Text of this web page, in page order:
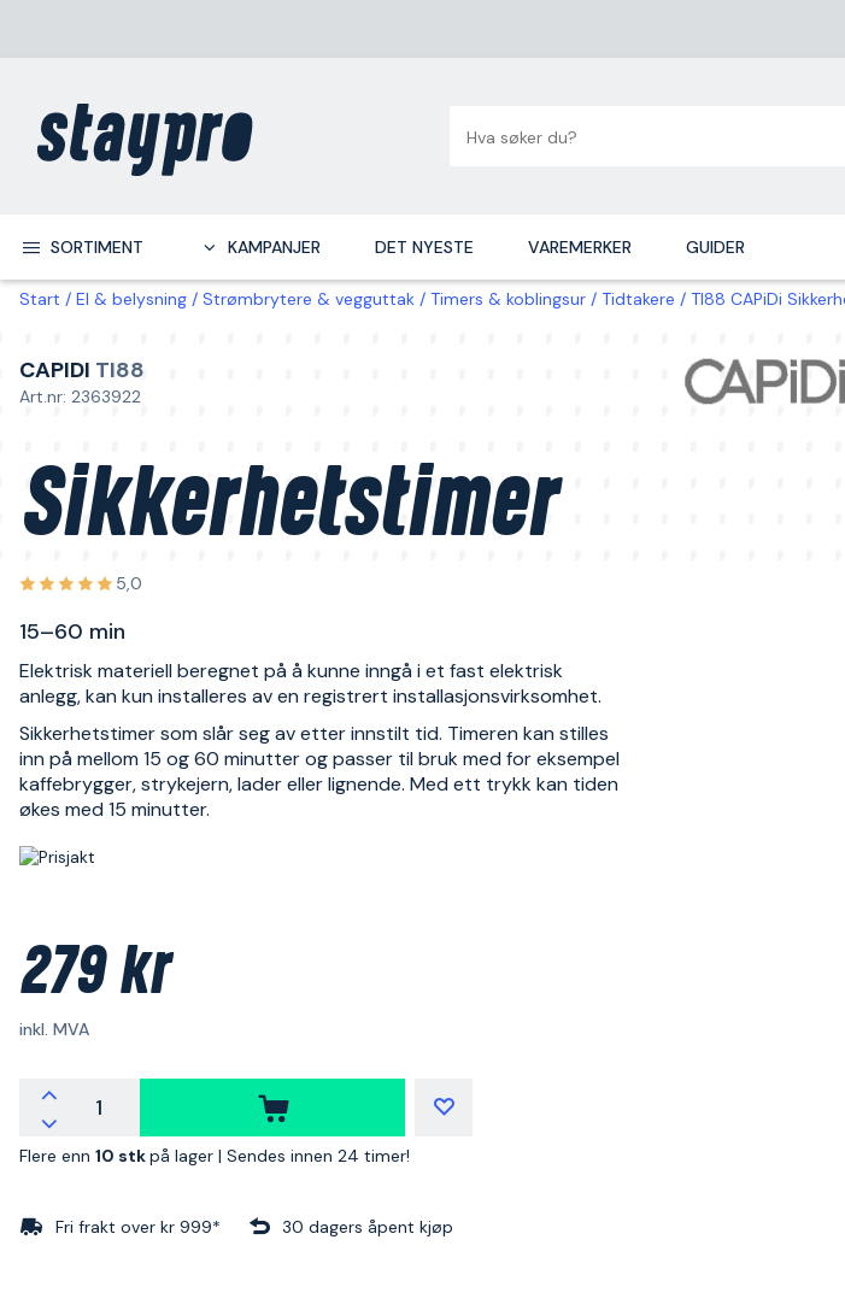
SORTIMENT KAMPANJER DET NYESTE VAREMERKER GUIDER
Start El & belysning Strømbrytere & vegguttak Timers & koblingsur Tidtakere TI88 CAPiDi
CAPIDI TI88
Art.nr: 2363922
Sikkerhetstimer
5,0
15–60 min
Elektrisk materiell beregnet på å kunne inngå i et fast elektrisk
anlegg, kan kun installeres av en registrert installasjonsvirksomhet.
Sikkerhetstimer som slår seg av etter innstilt tid. Timeren kan stilles
inn på mellom 15 og 60 minutter og passer til bruk med for eksempel
kaffebrygger, strykejern, lader eller lignende. Med ett trykk kan tiden
økes med 15 minutter.
279 kr
inkl. MVA
Flere enn 10 stkpå lager | Sendes innen 24 timer!
Fri frakt over kr 999* 30 dagers åpent kjøp